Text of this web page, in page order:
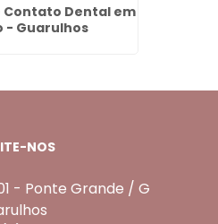
Contato Dental em
- Guarulhos
NOS
- Ponte Grande / G